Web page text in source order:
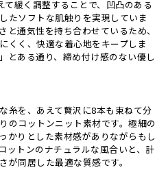
緩く調整することで、凹凸のある
たソフトな肌触りを実現していま
と通気性を持ち合わせているため、
くく、快適な着心地をキープしま
とある通り、締め付け感のない優し
糸を、あえて贅沢に8本も束ねて分
のコットンニット素材です。極細の
かりとした素材感がありながらもし
ットンのナチュラルな風合いと、計
が同居した最適な質感です。